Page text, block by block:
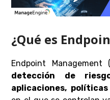
¿Qué es
Endpoint Management
detección de
aplicaciones,